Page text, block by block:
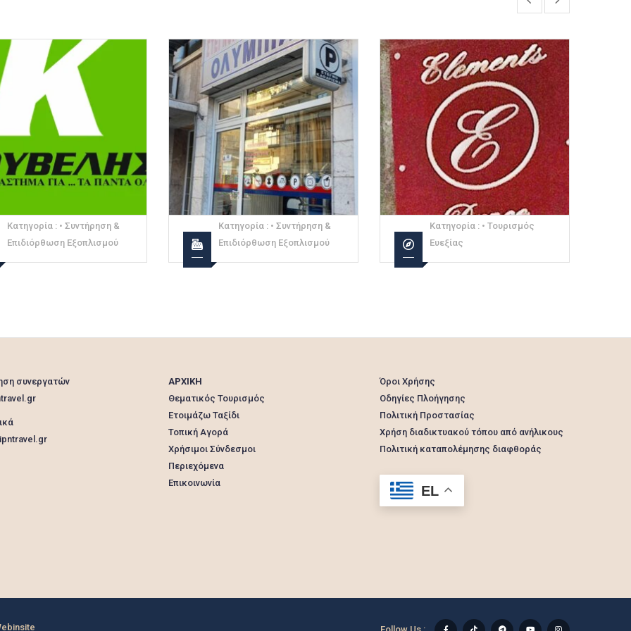
Κατηγορία : • Συντήρηση &
Επιδιόρθωση Εξοπλισμού
Κατηγορία : • Συντήρηση &
Επιδιόρθωση Εξοπλισμού
Κατηγορία : • Τουρισμός
Ευεξίας
συνεργατών
ΑΡΧΙΚΗ
Θεματικός Τουρισμός
Ετοιμάζω Ταξίδι
Τοπική Αγορά
Χρήσιμοι Σύνδεσμοι
Περιεχόμενα
Επικοινωνία
Όροι Χρήσης
Οδηγίες Πλοήγησης
Πολιτική Προστασίας
Χρήση διαδικτυακού τόπου από ανήλικους
Πολιτική καταπολέμησης διαφθοράς
EL